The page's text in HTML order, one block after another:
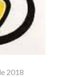
2018